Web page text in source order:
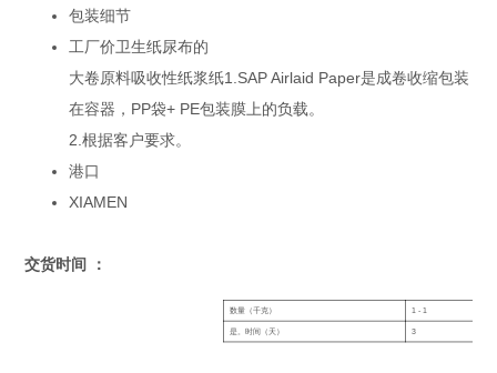
包装细节
工厂价卫生纸尿布的
大卷原料吸收性纸浆纸1.SAP Airlaid Paper是成卷收缩包装
在容器，PP袋+ PE包装膜上的负载。
2.根据客户要求。
港口
XIAMEN
交货时间 ：
数量（千克） 1 - 1
是。时间（天） 3